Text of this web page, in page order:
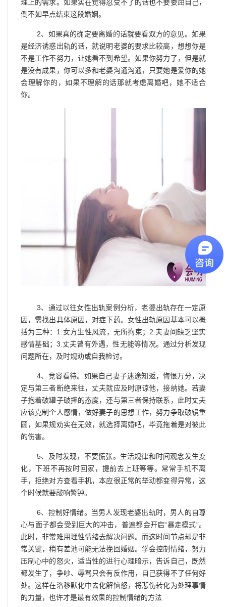
理上的需求。如果实在觉得忍受不了的话也不要委屈自己，
倒不如早点结束这段婚姻。
2、如果真的确定要离婚的话就要看双方的意见。如果
是经济诱惑出轨的话，就说明老婆的要求比较高，想想你是
不是工作不努力，让她看不到希望。如果你努力了，但是就
是没有成果，你可以多和老婆沟通沟通，只要她是爱你的她
会理解你的，如果不理解的话那就考虑离婚吧，她不适合
你。
3、通过以往女性出轨案例分析，老婆出轨存在一定原
因，需找出具体原因，对症下药。女性出轨原因基本可以概
括为三种：1.女方生性风流，无所拘束；2.夫妻间缺乏坚实
感情基础；3.丈夫曾有外遇，性无能等情况。通过分析发现
问题所在，及时规劝或自我检讨。
4、竞容看待。如果自己妻子迷途知返，悔恨万分，决
定与第三者断绝来往，丈夫就应及时原谅他，接纳她。若妻
子抱着破罐子破摔的态度，还与第三者保持联系，此时丈夫
应该克制个人感情，做好妻子的思想工作，努力争取破镜重
圆，如果规劝实在无效，就选择离婚吧，毕竟拖着是对彼此
的伤害。
5、及时发现，不要慌张。生活规律和时间观念发生变
化，下班不再按时回家，提前去上班等等。常常手机不离
手，拒绝对方查看手机，本应很正常的举动都变得异常，这
个时候就要敲响警钟。
6、控制好情绪。当男人发现老婆出轨时，男人的自尊
心与面子都会受到巨大的冲击，普遍都会开启“暴走模式”。
此时，非常难用理性情绪去解决问题。而这时间节点却是非
常关键，稍有差池可能无法挽回婚姻。学会控制情绪，努力
压制心中的怒火，适当性的进行心理暗示，告诉自己，既然
都发生了，争吵、辱骂只会有反作用，自己获得不了任何好
处。这样在洛移默化中去化解恼怒，将悲伤转化为处理事情
的力量，也许才是最有效果的控制情绪的方法